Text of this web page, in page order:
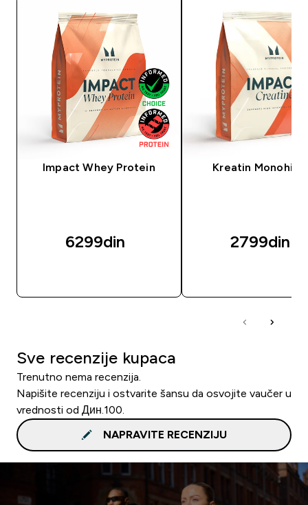
Impact Whey Protein
6299din‎
Kreatin
2799din‎
Sve recenzije kupaca
Trenutno nema recenzija.
Napišite recenziju i ostvarite šansu da osvojite vaučer u
vrednosti od Дин.100.
NAPRAVITE RECENZIJU